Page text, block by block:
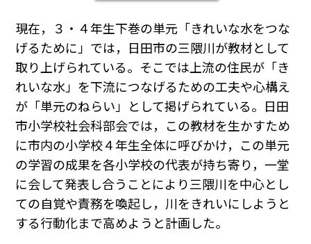
現在，３・４年生下巻の単元「きれいな水をつな
げるために」では，日田市の三隈川が教材として
取り上げられている。そこでは上流の住民が「き
れいな水」を下流につなげるための工夫や心構え
が「単元のねらい」として掲げられている。日田
市小学校社会科部会では，この教材を生かすため
に市内の小学校４年生全体に呼びかけ，この単元
の学習の成果を各小学校の代表が持ち寄り，一堂
に会して発表し合うことにより三隈川を中心とし
ての自覚や責務を喚起し，川をきれいにしようと
する行動化まで高めようと計画した。